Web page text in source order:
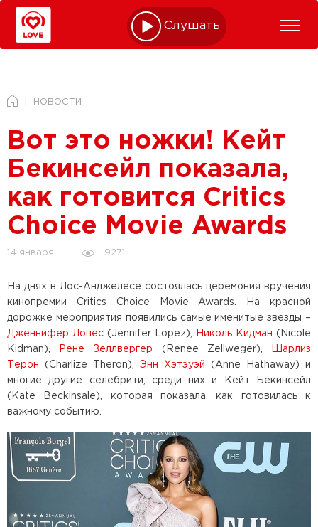
Слушать online
НОВОСТИ
Вот это ножки! Кейт
Бекинсейл показала,
как готовится Critics
Choice Movie Awards
14 января 9271
На днях в Лос-Анджелесе состоялась церемония вручения
кинопремии Critics Choice Movie Awards. На красной
дорожке мероприятия появились самые именитые звезды –
Дженнифер Лопес (Jennifer Lopez), Николь Кидман (Nicole
Kidman),
Рене Зеллвергер (Renee Zellweger),
Шарлиз
Терон (Charlize Theron), Энн Хэтэуэй (Anne Hathaway) и
многие другие селебрити, среди них и Кейт Бекинсейл
(Kate Beckinsale), которая показала, как готовилась к
важному событию.